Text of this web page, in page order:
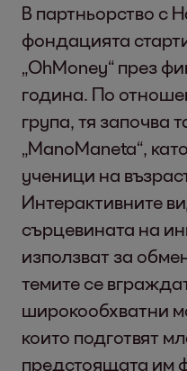
В партньорство с
фондацията
„OhMoney“ през
година. По
група, тя започва
„ManoManeta“,
ученици на
Интерактивните
сърцевината на
използват за
темите се
широкообхватни
които подготвят
предстоящата им